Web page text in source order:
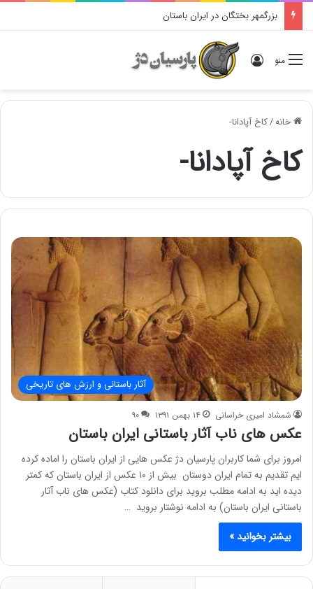
بزرگمهر بختگان در ایران باستان
منو ورود
خانه/کاخ آپادانا-
کاخ آپادانا-
آثار باستانی و ارزش های تاریخی
شمشاد امیری خراسانی ۱۴ بهمن ۱۳۹۱ ۹۰
عکس های ناب آثار باستانی ایران باستان
امروز برای شما کاربران پارسیان دژ عکس هایی از ایران باستان را اماده کرده
ایم تقدیم به تمام ایران دوستان بیش از ۱۰ عکس از ایران باستان که کمتر
دیده اید به ادامه مطلب بروید برای دانلود کتاب (عکس های ناب آثار
باستانی ایران باستان) به ادامه نوشتار بروید …
بیشتر بخوانید »